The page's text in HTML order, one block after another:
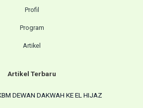
Profil
Program
Artikel
Artikel Terbaru
DEWAN DAKWAH KE EL HIJAZ